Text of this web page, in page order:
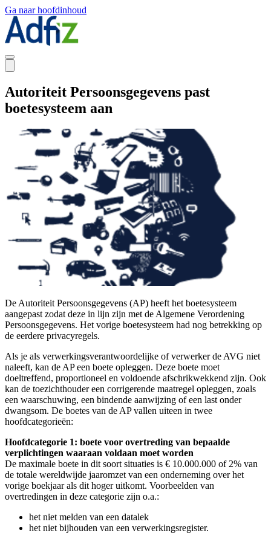
Ga naar hoofdinhoud
Autoriteit Persoonsgegevens past
boetesysteem aan
De Autoriteit Persoonsgegevens (AP) heeft het boetesysteem
aangepast zodat deze in lijn zijn met de Algemene Verordening
Persoonsgegevens. Het vorige boetesysteem had nog betrekking op
de eerdere privacyregels.
Als je als verwerkingsverantwoordelijke of verwerker de AVG niet
naleeft, kan de AP een boete opleggen. Deze boete moet
doeltreffend, proportioneel en voldoende afschrikwekkend zijn. Ook
kan de toezichthouder een corrigerende maatregel opleggen, zoals
een waarschuwing, een bindende aanwijzing of een last onder
dwangsom. De boetes van de AP vallen uiteen in twee
hoofdcategorieën:
Hoofdcategorie 1: boete voor overtreding van bepaalde
verplichtingen waaraan voldaan moet worden
De maximale boete in dit soort situaties is € 10.000.000 of 2% van
de totale wereldwijde jaaromzet van een onderneming over het
vorige boekjaarals dit hoger uitkomt. Voorbeelden van
overtredingen in deze categorie zijn o.a.:
het niet melden van een datalek
het niet bijhouden van een verwerkingsregister.